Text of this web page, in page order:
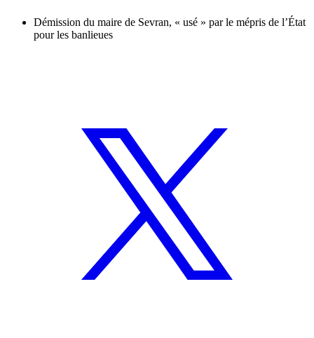
Démission du maire de Sevran, « usé » par le mépris de l’État
pour les banlieues